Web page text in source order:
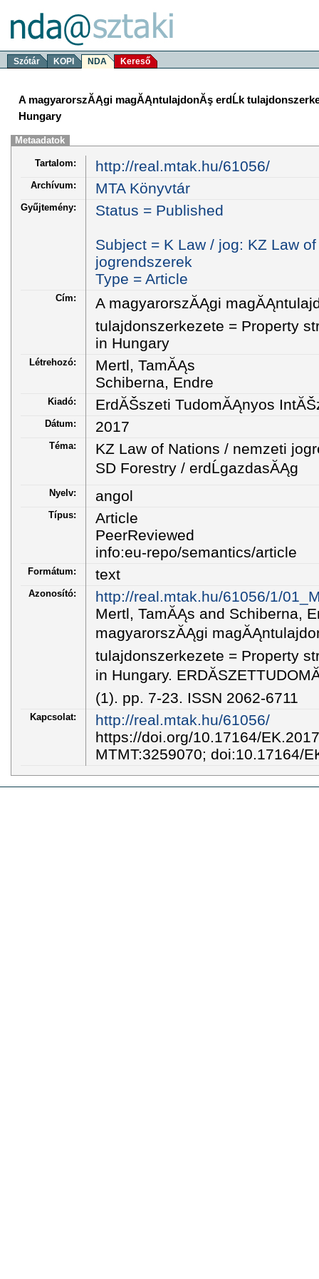
Szótár KOPI NDA Kereső
A magyarorszĂĄgi magĂĄntulajdonĂş erdĹk
Hungary
Metaadatok
Tartalom: http://real.mtak.hu/61056/
Archívum: MTA Könyvtár
Gyűjtemény: Status = Published
Subject = K Law / jog: KZ Law
jogrendszerek
Type = Article
Cím:
A magyarorszĂĄgi
tulajdonszerkezete = Property
in Hungary
Létrehozó:
Mertl, TamĂĄs
Schiberna, Endre
Kiadó: ErdĂŠszeti TudomĂĄnyos
Dátum: 2017
Téma:
KZ Law of Nations / nemzeti
SD Forestry / erdĹgazdasĂĄg
Nyelv: angol
Típus:
Article
PeerReviewed
info:eu-repo/semantics/article
Formátum: text
Azonosító:
http://real.mtak.hu/61056/1/
Mertl, TamĂĄs and Schiberna,
magyarorszĂĄgi
tulajdonszerkezete = Property
in Hungary.
(1). pp. 7-23. ISSN 2062-6711
Kapcsolat:
http://real.mtak.hu/61056/
https://doi.org/10.17164/
MTMT:3259070; doi:10.17164/